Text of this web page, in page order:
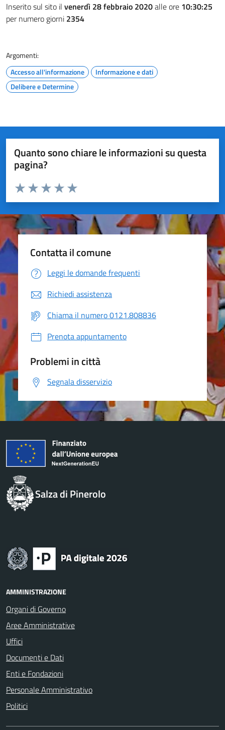
Inserito sul sito il venerdì 28 febbraio 2020alle ore 10:30:25
per numero giorni 2354
Argomenti:
Accesso all'informazione
Informazione e dati
Delibere e Determine
Quanto sono chiare le informazioni su questa
pagina?
Valuta da 1 a 5 stelle la pagina
Valuta 5 stelle su 5
Valuta 4 stelle su 5
Valuta 3 stelle su 5
Valuta 2 stelle su 5
Valuta 1 stelle su 5
Contatta il comune
Leggi le domande frequenti
Richiedi assistenza
Chiama il numero 0121.808836
Prenota appuntamento
Problemi in città
Segnala disservizio
Salza di Pinerolo
AMMINISTRAZIONE
Organi di Governo
Aree Amministrative
Uffici
Documenti e Dati
Enti e Fondazioni
Personale Amministrativo
Politici